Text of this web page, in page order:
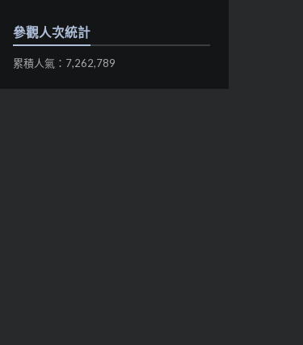
參觀人次統計
累積人氣：7,262,789